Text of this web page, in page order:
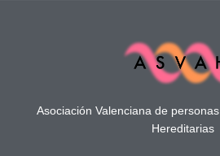
Asociación Valenciana de
Hereditarias